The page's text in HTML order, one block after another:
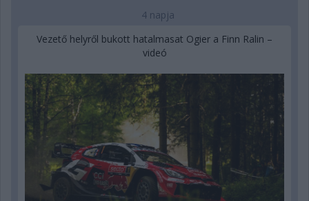
4 napja
Vezető helyről bukott hatalmasat Ogier a Finn Ralin –
videó